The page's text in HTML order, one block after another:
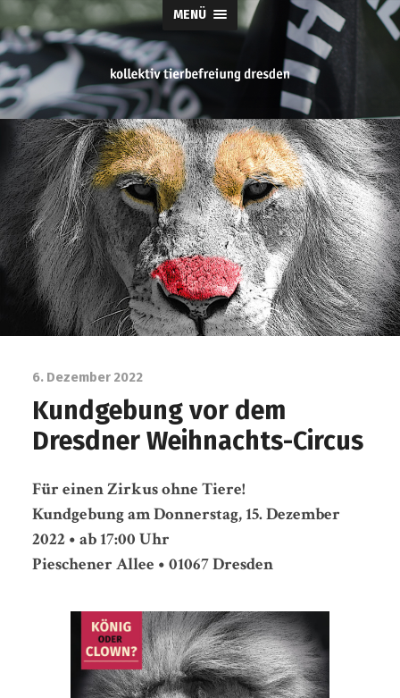
MENÜ
tierbefreiung
dresden
6. Dezember 2022
Kundgebung vor dem
Dresdner Weihnachts-Circus
Für einen Zirkus ohne Tiere!
Kundgebung am Donnerstag, 15. Dezember
2022 • ab 17:00 Uhr
Pieschener Allee • 01067 Dresden